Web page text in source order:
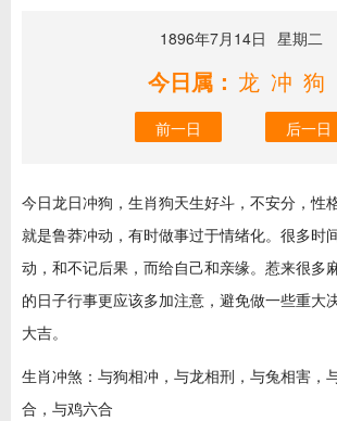
1896年7月14日 星期二
今日属： 龙冲狗
前一日 后一日
今日龙日冲狗，生肖狗天生好斗，不安分，性
就是鲁莽冲动，有时做事过于情绪化。很多时
动，和不记后果，而给自己和亲缘。惹来很多
的日子行事更应该多加注意，避免做一些重大
大吉。
生肖冲煞：与狗相冲，与龙相刑，与兔相害，
合，与鸡六合